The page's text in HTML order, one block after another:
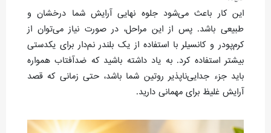
این کار باعث می‌شود جلوه نهایی آرایش شما درخشان و
طبیعی باشد. پس از این مراحل، در صورت نیاز می‌توان از
کرم‌پودر و کانسیلر با استفاده از یک بلندر نم‌دار برای یکدستی
بیشتر استفاده کرد. به یاد داشته باشید که ضدآفتاب همواره
باید جزء جدایی‌ناپذیر روتین شما باشد، حتی زمانی که قصد
آرایش غلیظ برای مهمانی دارید.